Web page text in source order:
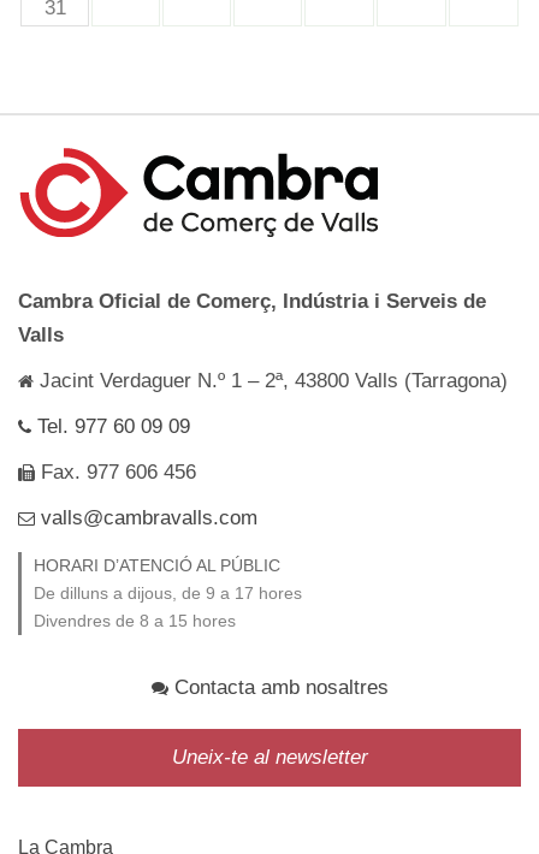
31
Cambra Oficial de Comerç, Indústria i Serveis de
Valls
Jacint Verdaguer N.º 1 – 2ª, 43800 Valls (Tarragona)
Tel. 977 60 09 09
Fax. 977 606 456
valls@cambravalls.com
HORARI D’ATENCIÓ AL PÚBLIC
De dilluns a dijous, de 9 a 17 hores
Divendres de 8 a 15 hores
Contacta amb nosaltres
Uneix-te al newsletter
La Cambra